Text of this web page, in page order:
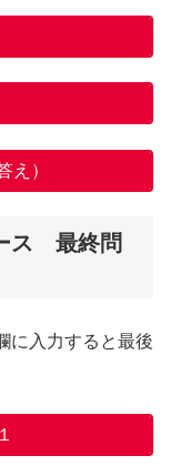
）
ス 最終問
に入力すると最後